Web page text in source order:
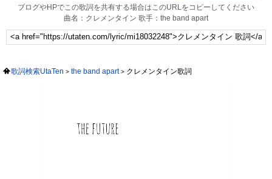
ブログやHPでこの歌詞を共有する場合はこのURLをコピーしてください
曲名：クレメンタイン 歌手：the band apart
歌詞検索UtaTen the band apart クレメンタイン歌詞